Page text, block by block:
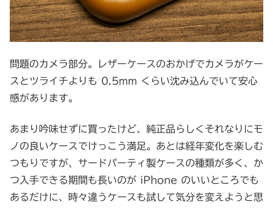
問題のカメラ部分。レザーケースのおかげでカメラがケー
スとツライチよりも 0.5mm くらい沈み込んでいて安心
感があります。
あまり吟味せずに買ったけど、純正品らしくそれなりにモ
ノの良いケースでけっこう満足。あとは経年変化を楽しむ
つもりですが、サードパーティ製ケースの種類が多く、か
つ入手できる期間も長いのが iPhone のいいところでも
あるだけに、時々違うケースも試して気分を変えようと思